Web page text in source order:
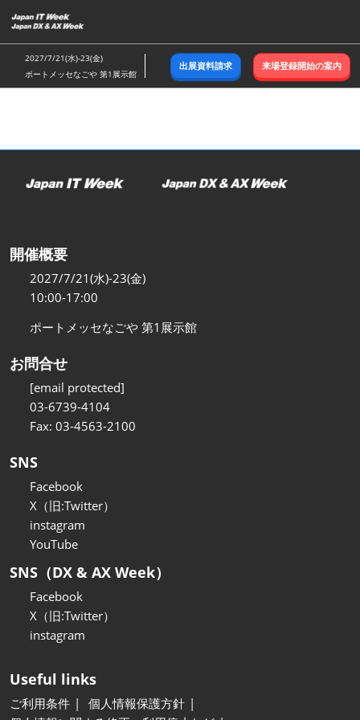
キ
ッ
し
む
2027/7/21(水)-23(金)
ポートメッセなごや 第1展示館
出展資料請求 来場登録開始の案内
開催概要
2027/7/21(水)-23(金)
10:00-17:00
ポートメッセなごや 第1展示館
お問合せ
[email protected]
03-6739-4104
Fax: 03-4563-2100
SNS
Facebook
X（旧:Twitter）
instagram
YouTube
SNS（DX & AX Week）
Facebook
X（旧:Twitter）
instagram
Useful links
ご利用条件
個人情報保護方針